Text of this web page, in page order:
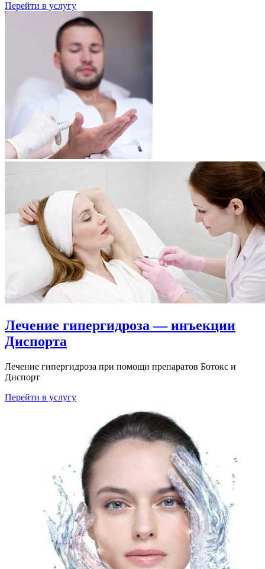
Перейти в услугу
Лечение гипергидроза — инъекции
Диспорта
Лечение гипергидроза при помощи препаратов Ботокс и
Диспорт
Перейти в услугу